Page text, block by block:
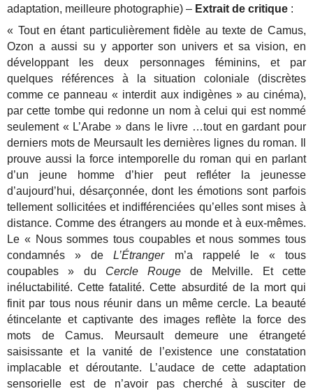
adaptation, meilleure photographie) – Extrait de critique :
« Tout en étant particulièrement fidèle au texte de Camus,
Ozon a aussi su y apporter son univers et sa vision, en
développant les deux personnages féminins, et par
quelques références à la situation coloniale (discrètes
comme ce panneau « interdit aux indigènes » au cinéma),
par cette tombe qui redonne un nom à celui qui est nommé
seulement « L’Arabe » dans le livre …tout en gardant pour
derniers mots de Meursault les dernières lignes du roman. Il
prouve aussi la force intemporelle du roman qui en parlant
d’un jeune homme d’hier peut refléter la jeunesse
d’aujourd’hui, désarçonnée, dont les émotions sont parfois
tellement sollicitées et indifférenciées qu’elles sont mises à
distance. Comme des étrangers au monde et à eux-mêmes.
Le « Nous sommes tous coupables et nous sommes tous
condamnés » deL’Étrangerm’a rappelé le « tous
coupables » du Cercle Rouge de Melville. Et cette
inéluctabilité. Cette fatalité. Cette absurdité de la mort qui
finit par tous nous réunir dans un même cercle.
La beauté
étincelante et captivante des images reflète la force des
mots de Camus. Meursault demeure une étrangeté
saisissante et la vanité de l’existence une constatation
implacable et déroutante. L’audace de cette adaptation
sensorielle est de n’avoir pas cherché à susciter de